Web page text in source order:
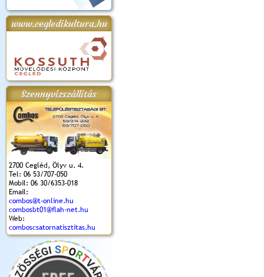
www.cegledikultura.hu
Szennyvízszállítás
2700 Cegléd, Ölyv u. 4.
Tel: 06 53/707-050
Mobil: 06 30/6353-018
Email:
combos@t-online.hu
combosbt01@flah-net.hu
Web:
comboscsatornatisztitas.hu
2018.
Kossuth Toborzó
Ünnepély
Szent István Ünnepe
(2017. 08. 20.)